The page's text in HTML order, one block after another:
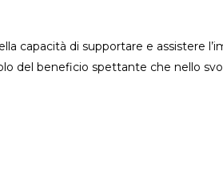
capacità di supportare e assistere
del beneficio spettante che nello